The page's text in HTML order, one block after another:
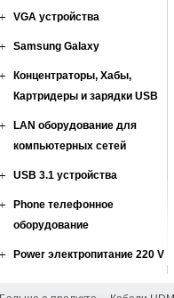
VGA устройства
Samsung Galaxy
Концентраторы, Хабы,
Картридеры и зарядки USB
LAN оборудование для
компьютерных сетей
USB 3.1 устройства
Phone телефонное
оборудование
Power электропитание 220 V